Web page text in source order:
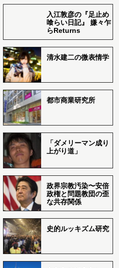
入江敦彦の『足止め
喰らい日記』 嫌々乍
らReturns
清水建二の微表情学
都市商業研究所
「ダメリーマン成り
上がり道」
政界宗教汚染〜安倍
政権と問題教団の歪
な共存関係
史的ルッキズム研究